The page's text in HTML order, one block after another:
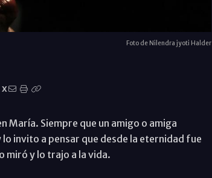
Foto de Nilendra jyoti Halder
X
María. Siempre que un amigo o amiga
invito a pensar que desde la eternidad fue
miró y lo trajo a la vida.